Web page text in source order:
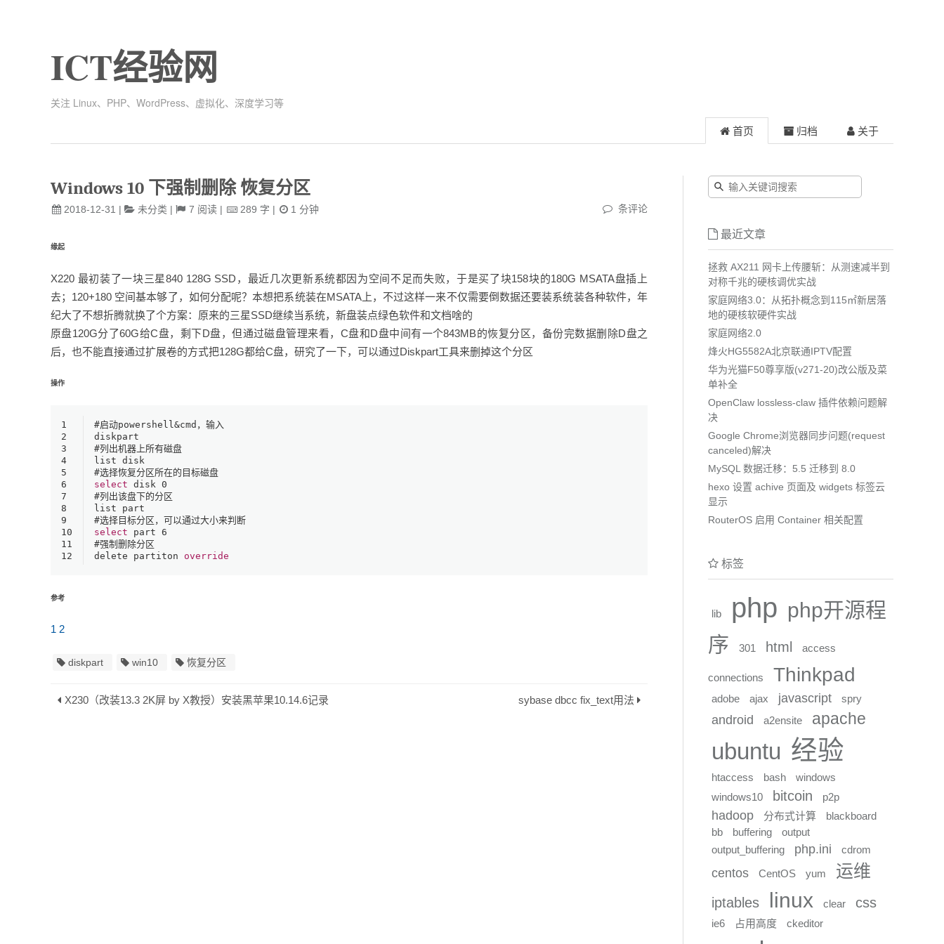
ICT经验网
关注 Linux、PHP、WordPress、虚拟化、深度学习等
首页 归档 关于
Windows 10 下强制删除 恢复分区
2018-12-31 | 未分类 | 7 阅读| 289 字 | 1 分钟 条评论
缘起
X220 最初装了一块三星840 128G SSD，最近几次更新系统都因为空间不足而失败，于是买了块158块的180G MSATA盘插上
去；120+180 空间基本够了，如何分配呢？本想把系统装在MSATA上，不过这样一来不仅需要倒数据还要装系统装各种软件，年
纪大了不想折腾就换了个方案：原来的三星SSD继续当系统，新盘装点绿色软件和文档啥的
原盘120G分了60G给C盘，剩下D盘，但通过磁盘管理来看，C盘和D盘中间有一个843MB的恢复分区，备份完数据删除D盘之
后，也不能直接通过扩展卷的方式把128G都给C盘，研究了一下，可以通过Diskpart工具来删掉这个分区
操作
1
2
3
4
5
6
7
8
9
10
11
12
#启动powershell&cmd，输入
diskpart
#列出机器上所有磁盘
list disk
#选择恢复分区所在的目标磁盘
select disk 0
#列出该盘下的分区
list part
#选择目标分区，可以通过大小来判断
select part 6
#强制删除分区
delete partiton override
参考
1 2
diskpart win10 恢复分区
X230（改装13.3 2K屏 by X教授）安装黑苹果10.14.6记录 sybase dbcc fix_text用法
最近文章
拯救 AX211 网卡上传腰斩：从测速减半到
对称千兆的硬核调优实战
家庭网络3.0：从拓扑概念到115㎡新居落
地的硬核软硬件实战
家庭网络2.0
烽火HG5582A北京联通IPTV配置
华为光猫F50尊享版(v271-20)改公版及菜
单补全
OpenClaw lossless-claw 插件依赖问题解
决
Google Chrome浏览器同步问题(request
canceled)解决
MySQL 数据迁移：5.5 迁移到 8.0
hexo 设置 achive 页面及 widgets 标签云
显示
RouterOS 启用 Container 相关配置
标签
lib php php开源程
序
301 html access
connections Thinkpad
adobe ajax javascript spry
android a2ensite apache
ubuntu 经验
htaccess bash
windows
windows10
bitcoin p2p
hadoop 分布式计算
blackboard
bb
buffering
output
output_buffering
php.ini cdrom
centos CentOS yum 运维
iptables linux clear css
ie6 占用高度 ckeditor